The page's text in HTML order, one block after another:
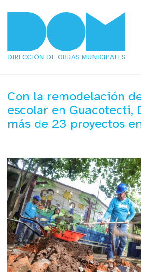
Con la remodelación
escolar en Guacotecti,
más de 23 proyectos